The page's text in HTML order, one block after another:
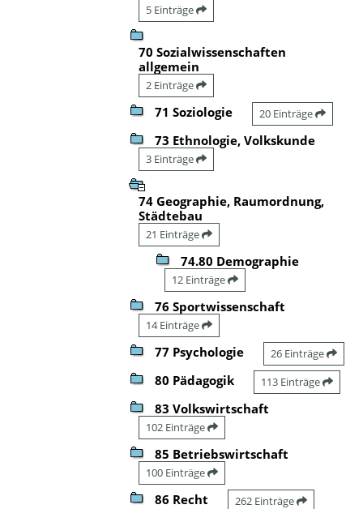
5 Einträge
70 Sozialwissenschaften
allgemein
2 Einträge
71 Soziologie 20 Einträge
73 Ethnologie, Volkskunde
3 Einträge
74 Geographie, Raumordnung,
Städtebau
21 Einträge
74.80 Demographie
12 Einträge
76 Sportwissenschaft
14 Einträge
77 Psychologie 26 Einträge
80 Pädagogik 113 Einträge
83 Volkswirtschaft
102 Einträge
85 Betriebswirtschaft
100 Einträge
86 Recht 262 Einträge